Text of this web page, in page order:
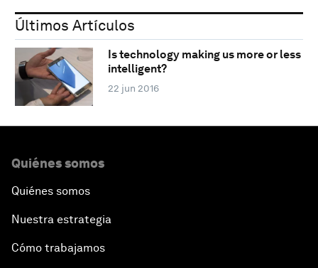
Últimos Artículos
Is technology making us more or less
intelligent?
22 jun 2016
Quiénes somos
Quiénes somos
Nuestra estrategia
Cómo trabajamos